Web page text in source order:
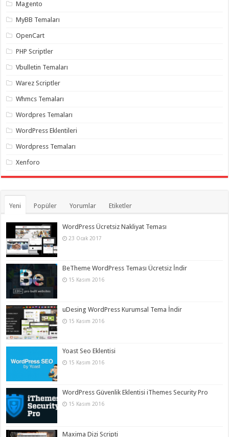
gaziantep
gaziantep
gaziantep
gaziantep
twitter
hilesi ,
takipçi
instagram
hilesi ,
Magento
MyBB Temaları
OpenCart
PHP Scriptler
Vbulletin Temaları
Warez Scriptler
Whmcs Temaları
Wordpres Temaları
WordPress Eklentileri
Wordpress Temaları
Xenforo
Yeni Popüler Yorumlar Etiketler
WordPress Ücretsiz Nakliyat Teması
23 Ocak 2017
BeTheme WordPress Teması Ücretsiz İndir
15 Kasım 2016
uDesing WordPress Kurumsal Tema İndir
15 Kasım 2016
Yoast Seo Eklentisi
15 Kasım 2016
WordPress Güvenlik Eklentisi iThemes Security Pro
15 Kasım 2016
Maxima Dizi Scripti